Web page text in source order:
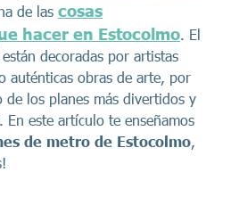
de las cosas
hacer en Estocolmo. El
decoradas por artistas
auténticas obras de arte, por
de los planes más divertidos y
este artículo te enseñamos
de metro de Estocolmo,